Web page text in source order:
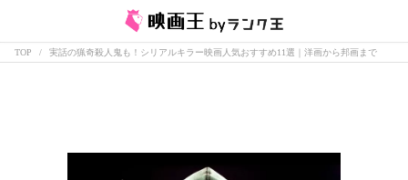
TOP 実話の猟奇殺人鬼も！シリアルキラー映画人気おすすめ11選｜洋画から邦画まで